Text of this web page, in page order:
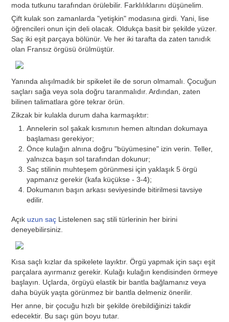
moda tutkunu tarafından örülebilir. Farklılıklarını düşünelim.
Çift kulak son zamanlarda "yetişkin" modasına girdi. Yani, lise
öğrencileri onun için deli olacak. Oldukça basit bir şekilde yüzer.
Saç iki eşit parçaya bölünür. Ve her iki tarafta da zaten tanıdık
olan Fransız örgüsü örülmüştür.
Yanında alışılmadık bir spikelet ile de sorun olmamalı. Çocuğun
saçları sağa veya sola doğru taranmalıdır. Ardından, zaten
bilinen talimatlara göre tekrar örün.
Zikzak bir kulakla durum daha karmaşıktır:
Annelerin sol şakak kısmının hemen altından dokumaya
başlaması gerekiyor;
Önce kulağın alnına doğru "büyümesine" izin verin. Teller,
yalnızca başın sol tarafından dokunur;
Saç stilinin muhteşem görünmesi için yaklaşık 5 örgü
yapmanız gerekir (kafa küçükse - 3-4);
Dokumanın başın arkası seviyesinde bitirilmesi tavsiye
edilir.
Açık uzun saç Listelenen saç stili türlerinin her birini
deneyebilirsiniz.
Kısa saçlı kızlar da spikelete layıktır. Örgü yapmak için saçı eşit
parçalara ayırmanız gerekir. Kulağı kulağın kendisinden örmeye
başlayın. Uçlarda, örgüyü elastik bir bantla bağlamanız veya
daha büyük yaşta görünmez bir bantla delmeniz önerilir.
Her anne, bir çocuğu hızlı bir şekilde örebildiğinizi takdir
edecektir. Bu saçı gün boyu tutar.